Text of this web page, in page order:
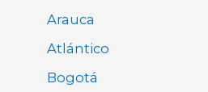
Arauca
Atlántico
Bogotá